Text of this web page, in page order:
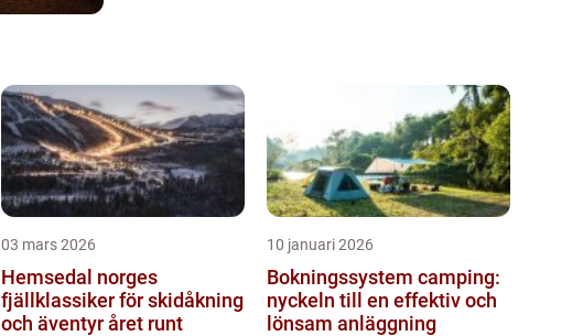
03 mars 2026
Hemsedal norges
fjällklassiker för skidåkning
och äventyr året runt
10 januari 2026
Bokningssystem camping:
nyckeln till en effektiv och
lönsam anläggning